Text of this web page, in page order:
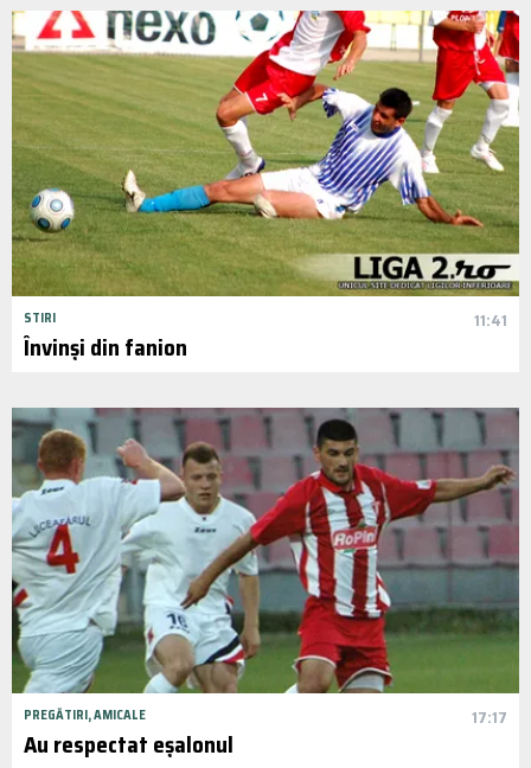
STIRI 11:41
Învinși din fanion
PREGĂTIRI, AMICALE 17:17
Au respectat eșalonul